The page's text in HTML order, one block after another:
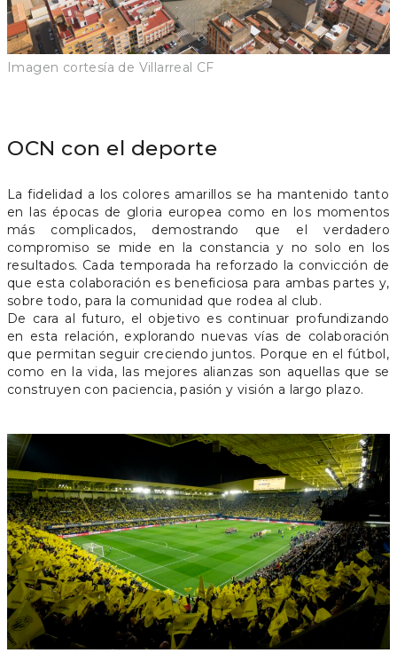
Imagen cortesía de Villarreal CF
OCN con el deporte
La fidelidad a los colores amarillos se ha mantenido tanto
en las épocas de gloria europea como en los momentos
más complicados, demostrando que el verdadero
compromiso se mide en la constancia y no solo en los
resultados. Cada temporada ha reforzado la convicción de
que esta colaboración es beneficiosa para ambas partes y,
sobre todo, para la comunidad que rodea al club.
De cara al futuro, el objetivo es continuar profundizando
en esta relación, explorando nuevas vías de colaboración
que permitan seguir creciendo juntos. Porque en el fútbol,
como en la vida, las mejores alianzas son aquellas que se
construyen con paciencia, pasión y visión a largo plazo.